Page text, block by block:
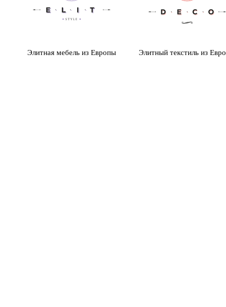
Элитная мебель из Европы Элитный текстиль из